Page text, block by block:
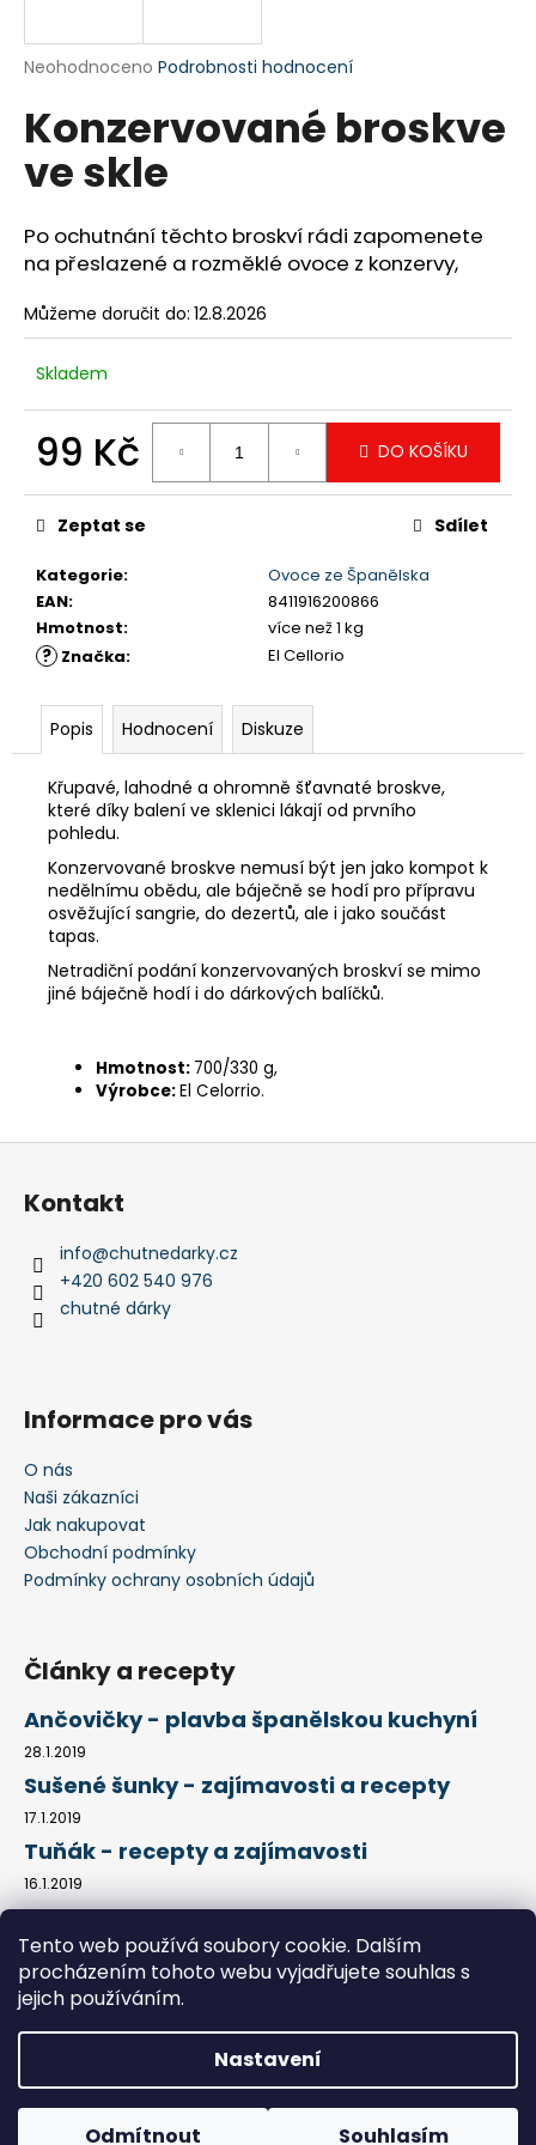
Tento web používá soubory cookie. Dalším
procházením tohoto webu vyjadřujete souhlas s
jejich používáním.
Nastavení
Odmítnout Souhlasím
Průměrné
produktu
je
z
hvězdiček.
Neohodnoceno Podrobnosti hodnocení
Konzervované broskve
ve skle
Po ochutnání těchto broskví rádi zapomenete
na přeslazené a rozměklé ovoce z konzervy,
Můžeme doručit do: 12.8.2026
Skladem
99 Kč
cena:
DO KOŠÍKU
Kategorie:
Ovoce ze Španělska
EAN:
8411916200866
Hmotnost: více než 1 kg
? Značka: El Cellorio
Zeptat se Sdílet
Popis Hodnocení Diskuze
Křupavé, lahodné a ohromně šťavnaté broskve,
které díky balení ve sklenici lákají od prvního
pohledu.
Konzervované broskve nemusí být jen jako kompot k
nedělnímu obědu, ale báječně se hodí pro přípravu
osvěžující sangrie, do dezertů, ale i jako součást
tapas.
Netradiční podání konzervovaných broskví se mimo
jiné báječně hodí i do dárkových balíčků.
Hmotnost: 700/330 g,
Výrobce:El Celorrio.
j
t
?
HLEDAT
D
o
p
o
r
u
č
u
e
m
e
CAL
Y
CANTO
VERDEJO
FRIZZANTE
179
Kč
Z
Kontakt
info@chutnedarky.cz
+420 602 540 976
chutné dárky
Informace pro vás
O nás
Naši zákazníci
Jak nakupovat
Obchodní podmínky
Podmínky ochrany osobních údajů
Články a recepty
Ančovičky - plavba španělskou kuchyní
28.1.2019
Sušené šunky - zajímavosti a recepty
17.1.2019
Tuňák - recepty a zajímavosti
16.1.2019
Kontakty Obchodní podmínky Jak nakupovat
Podmínky ochrany osobních údajů
Copyright 2026Chutné dárky. Všechna práva vyhrazena.
Upravit nastavení cookies